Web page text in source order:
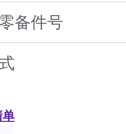
备件号